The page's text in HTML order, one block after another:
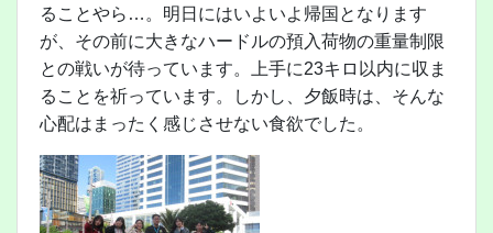
ることやら…。明日にはいよいよ帰国となります
が、その前に大きなハードルの預入荷物の重量制限
との戦いが待っています。上手に23キロ以内に収ま
ることを祈っています。しかし、夕飯時は、そんな
心配はまったく感じさせない食欲でした。